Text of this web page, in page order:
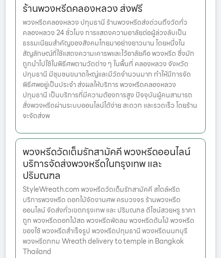
ร้านพวงหรีดคลองหลวง ส่งฟรี
พวงหรีดคลองหลวง ปทุมธานี ร้านพวงหรีดส่งด่วนถึงวัดทั่ว
คลองหลวง 24 ชั่วโมง การแสดงความอาลัยต่อผู้ล่วงลับเป็น
ธรรมเนียมสำคัญของสังคมไทยมาอย่างยาวนาน โดยหนึ่งใน
สัญลักษณ์ที่ใช้แสดงความเคารพและไว้อาลัยคือ พวงหรีด ซึ่งมัก
ถูกนำไปใช้ในพิธีศพตามวัดต่าง ๆ ในพื้นที่ คลองหลวง จังหวัด
ปทุมธานี มีชุมชนขนาดใหญ่และมีวัดจำนวนมาก ทำให้มีการจัด
พิธีศพอยู่เป็นประจำ ส่งผลให้บริการ พวงหรีดคลองหลวง
ปทุมธานี เป็นบริการที่มีความต้องการสูง ปัจจุบันผู้คนสามารถ
สั่งพวงหรีดผ่านระบบออนไลน์ได้ง่าย สะดวก และรวดเร็ว โดยร้าน
จะจัดส่งพ
พวงหรีดวัดเต็มรักสามัคคี พวงหรีดออนไลน์
บริการจัดส่งพวงหรีดในกรุงเทพ และ
ปริมณฑล
StyleWreath.com พวงหรีดวัดเต็มรักสามัคคี สไตล์หรีด
บริการพวงหรีด ดอกไม้จัดงานศพ ครบวงจร ร้านพวงหรีด
ออนไลน์ จัดส่งทั่วเขตกรุงเทพ และ ปริมณฑล ดีไซน์สวยหรู ราคา
ถูก พวงหรีดดอกไม้สด พวงหรีดพัดลม พวงหรีดต้นไม้ พวงหรีด
ของใช้ พวงหรีดสำเร็จรูป พวงหรีดปทุมธานี พวงหรีดนนทบุรี
พวงหรีดกทม Wreath delivery to temple in Bangkok
Thailand